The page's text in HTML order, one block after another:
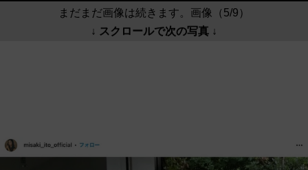
まだまだ画像は続きます。画像（5/9）
↓ スクロールで次の写真 ↓